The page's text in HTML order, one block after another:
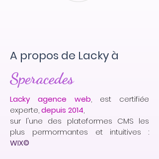
A propos de Lacky à
Speracedes
Lacky agence web, est certifiée
experte,depuis 2014,
sur l'une des plateformes CMS les
plus permormantes et intuitives :
WIX©